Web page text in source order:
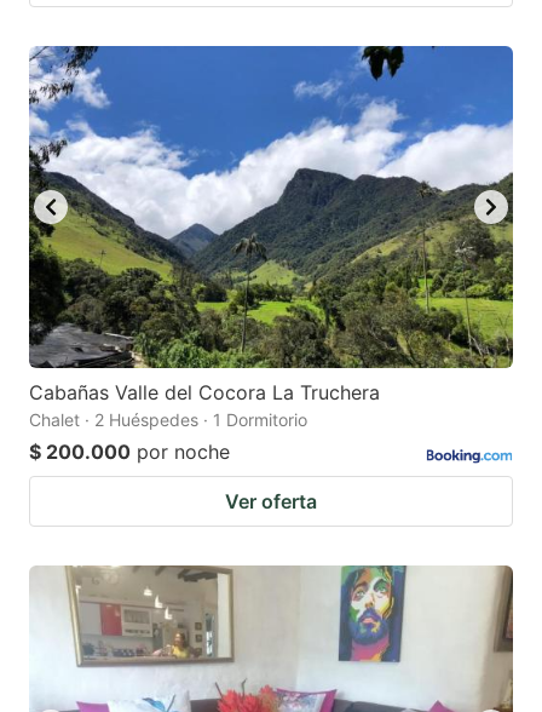
Cabañas Valle del Cocora La Truchera
Chalet · 2 Huéspedes · 1 Dormitorio
$ 200.000 por noche
Ver oferta